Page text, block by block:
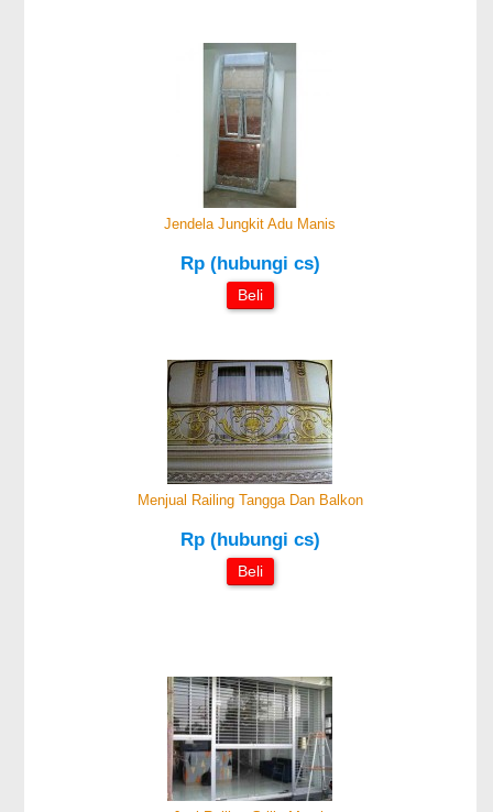
Jendela Jungkit Adu Manis
Rp (hubungi cs)
Beli
Menjual Railing Tangga Dan Balkon
Rp (hubungi cs)
Beli